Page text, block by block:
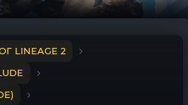
LINEAGE 2